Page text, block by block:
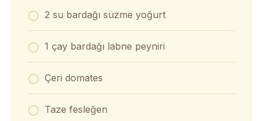
2 su bardağı süzme yoğurt
1 çay bardağı labne peyniri
Çeri domates
Taze fesleğen